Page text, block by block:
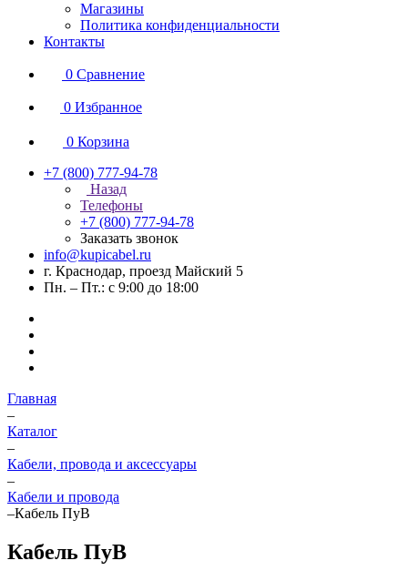
Магазины
Политика конфиденциальности
Контакты
0 Сравнение
0 Избранное
0 Корзина
+7 (800) 777-94-78
Назад
Телефоны
+7 (800) 777-94-78
Заказать звонок
info@kupicabel.ru
г. Краснодар, проезд Майский 5
Пн. – Пт.: с 9:00 до 18:00
Главная
–
Каталог
–
Кабели, провода и аксессуары
–
Кабели и провода
–Кабель ПуВ
Кабель ПуВ